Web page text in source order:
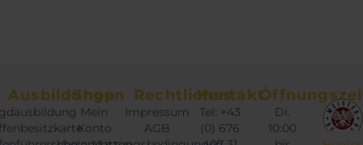
Ausbildungen
Shop
Mein
Konto
Rechtliches
Impressum
AGB
Kontakt
Tel: +43
(0) 676
Di.
10:00